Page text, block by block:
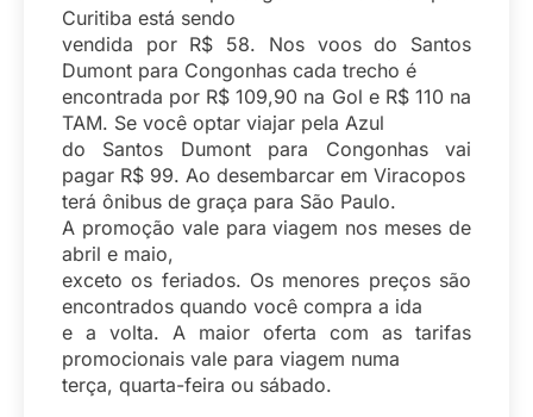
Curitiba está sendo
vendida por R$ 58. Nos voos do Santos
Dumont para Congonhas cada trecho é
encontrada por R$ 109,90 na Gol e R$ 110 na
TAM. Se você optar viajar pela Azul
do Santos Dumont para Congonhas vai
pagar R$ 99. Ao desembarcar em Viracopos
terá ônibus de graça para São Paulo.
A promoção vale para viagem nos meses de
abril e maio,
exceto os feriados. Os menores preços são
encontrados quando você compra a ida
e a volta. A maior oferta com as tarifas
promocionais vale para viagem numa
terça, quarta-feira ou sábado.